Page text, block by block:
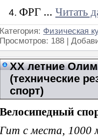
ФРГ ... Читать
Категория: Физическая
Просмотров: 188 |
XX летние
(технические
спорт)
Велосипедный
Гит с места, 1000